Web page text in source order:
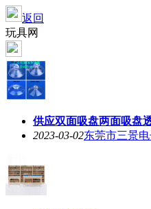
返回
玩具网
供应双面吸盘两面吸盘
2023-03-02东莞市三景